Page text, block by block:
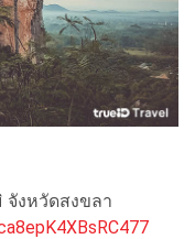
จังหวัดสงขลา